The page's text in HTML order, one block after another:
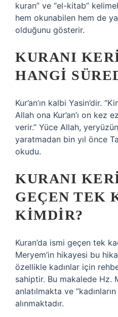
kuran” ve “el-kitab”
hem okunabilen hem de
olduğunu gösterir.
KURANI
HANGI
Kur’an’ın kalbi Yasin’dir.
Allah ona Kur’an’ı on kez
verir.” Yüce Allah,
yaratmadan bin yıl önce
okudu.
KURANI
GEÇEN TEK
KIMDIR?
Kuran’da ismi geçen tek
Meryem’in hikayesi bu
özellikle kadınlar için
sahiptir. Bu makalede Hz.
anlatılmakta ve
alınmaktadır.